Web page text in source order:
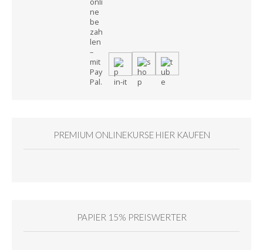
PREMIUM ONLINEKURSE HIER KAUFEN
PAPIER 15% PREISWERTER